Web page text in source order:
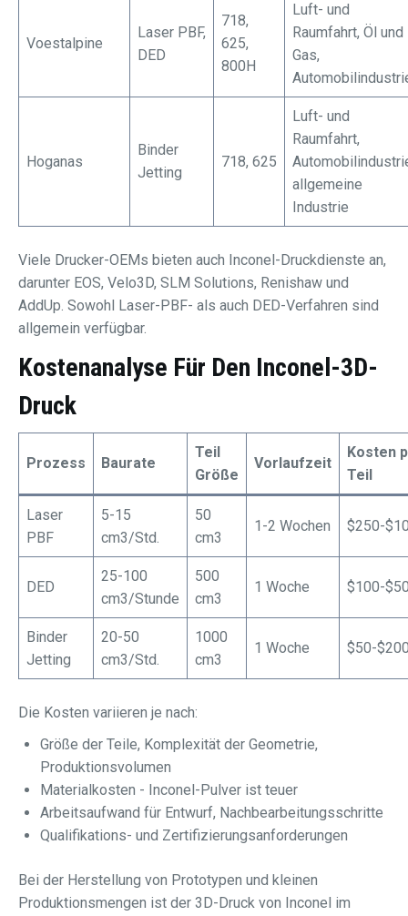
Voestalpine
Laser PBF,
DED
718,
625,
800H
Luft- und
Raumfahrt, Öl und
Gas,
Hoganas
Binder
Jetting
718, 625
Luft- und
Raumfahrt,
allgemeine
Industrie
Viele Drucker-OEMs bieten auch Inconel-Druckdienste an,
darunter EOS, Velo3D, SLM Solutions, Renishaw und
AddUp. Sowohl Laser-PBF- als auch DED-Verfahren sind
allgemein verfügbar.
Kostenanalyse Für Den Inconel-3D-
Druck
Prozess Baurate
Teil
Größe
Vorlaufzeit
Kosten
Teil
Laser
PBF
5-15
cm3/Std.
50
cm3
1-2 Wochen $250-
DED
25-100
cm3/Stunde
500
cm3
1 Woche $100-
Binder
Jetting
20-50
cm3/Std.
1000
cm3
1 Woche $50-
Die Kosten variieren je nach:
Größe der Teile, Komplexität der Geometrie,
Produktionsvolumen
Materialkosten - Inconel-Pulver ist teuer
Arbeitsaufwand für Entwurf, Nachbearbeitungsschritte
Qualifikations- und Zertifizierungsanforderungen
Bei der Herstellung von Prototypen und kleinen
Produktionsmengen ist der 3D-Druck von Inconel im